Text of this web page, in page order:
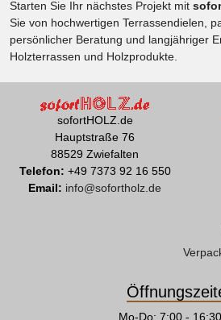
Starten Sie Ihr nächstes Projekt mit
Sie von hochwertigen Terrassendielen,
persönlicher Beratung und langjähriger
Holzterrassen und Holzprodukte.
sofortHOLZ.de
Hauptstraße 76
88529 Zwiefalten
Telefon: +49 7373 92 16 550
Email: info@sofortholz.de
Mo-Do: 7:00 -